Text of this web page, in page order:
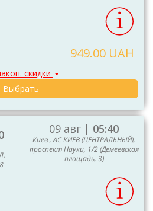
949.00 UAH
скидки
Выбрать
09 авг | 05:40
Киев , АС КИЕВ (ЦЕНТРАЛЬНЫЙ),
проспект Науки, 1/2 (Демеевская
площадь, 3)